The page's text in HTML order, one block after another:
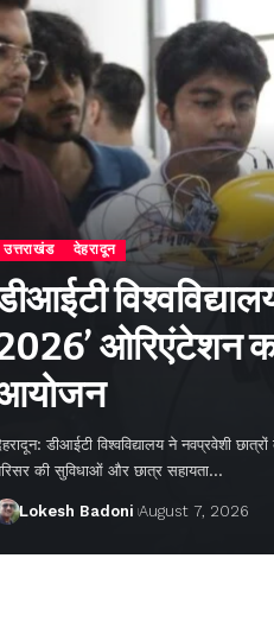
उत्तराखंड देहरादून
ओरिएंटेशन
डीआईटी विश्वविद्यालय ने नवप्रवेशी
की सुविधाओं और छात्र सहायता…
Lokesh Badoni August 7, 2026